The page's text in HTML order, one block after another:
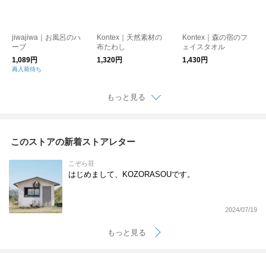
jiwajiwa｜お風呂のハ
ーブ
1,089円
再入荷待ち
Kontex｜天然素材の
布たわし
1,320円
Kontex｜森の宿のフ
ェイスタオル
1,430円
もっと見る
このストアの新着ストアレター
こぞら荘
はじめまして、KOZORASOUです。
2024/07/19
もっと見る